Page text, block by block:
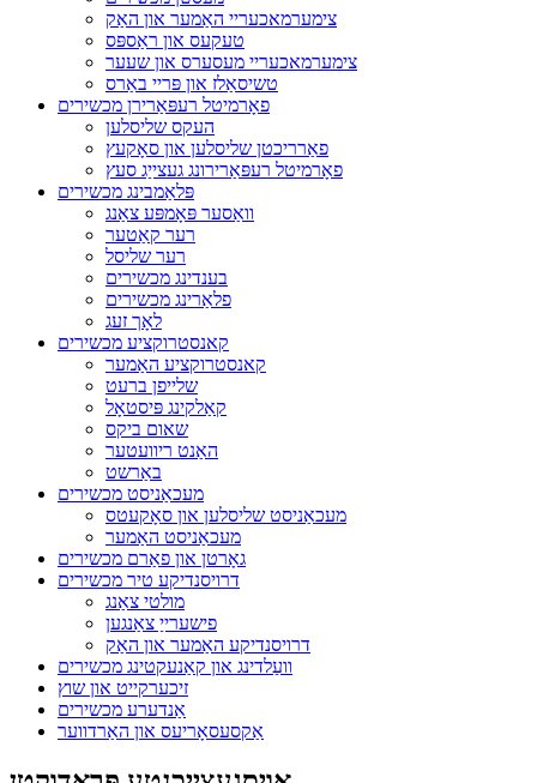
צימערמאכעריי האַמער און האַק
טעקעס און ראַספּס
צימערמאכעריי מעסערס און שעער
טשיסאַלז און פּריי באַרס
פאָרמיטל רעפּאַרירן מכשירים
העקס שליסלען
פאַרריכטן שליסלען און סאָקעץ
פאָרמיטל רעפּאַרירונג געצייַג סעץ
פּלאַמבינג מכשירים
וואַסער פּאָמפּע צאַנג
רער קאַטער
רער שליסל
בענדינג מכשירים
פלאַרינג מכשירים
לאָך זעג
קאנסטרוקציע מכשירים
קאנסטרוקציע האַמער
שלייפן ברעט
קאַלקינג פּיסטאָל
שאום ביקס
האַנט ריוועטער
באַרשט
מעכאַניסט מכשירים
מעכאַניסט שליסלען און סאָקעטס
מעכאַניסט האַמער
גאָרטן און פאַרם מכשירים
דרויסנדיקע טיר מכשירים
מולטי צאַנג
פישערייַ צאַנגען
דרויסנדיקע האַמער און האַק
וועַלדינג און קאַנעקטינג מכשירים
זיכערקייט און שוץ
אַנדערע מכשירים
אַקסעסאָריעס און האַרדווער